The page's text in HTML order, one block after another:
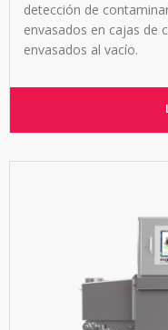
detección de
envasados en cajas de
envasados al vacío.